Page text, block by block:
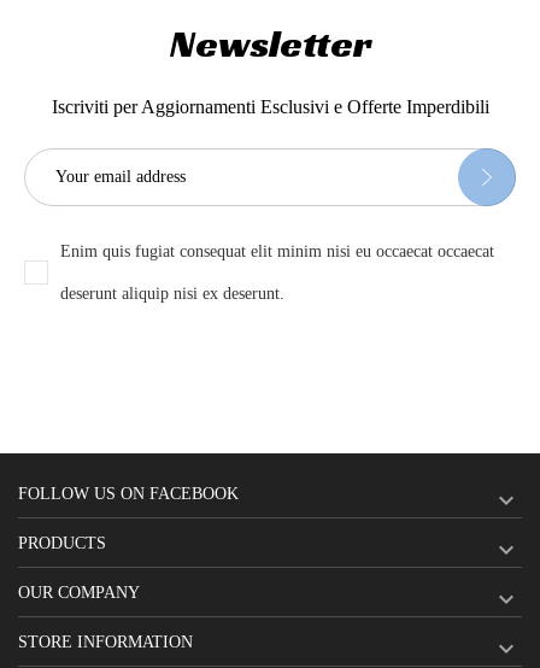
Newsletter
Iscriviti per Aggiornamenti Esclusivi e Offerte Imperdibili
Enim quis fugiat consequat elit minim nisi eu occaecat occaecat
deserunt aliquip nisi ex deserunt.
FOLLOW US ON FACEBOOK 
PRODUCTS 
OUR COMPANY 
STORE INFORMATION 